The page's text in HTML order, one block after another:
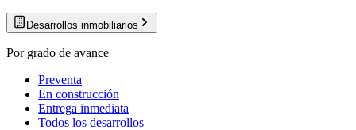
Desarrollos inmobiliarios
Por grado de avance
Preventa
En construcción
Entrega inmediata
Todos los desarrollos